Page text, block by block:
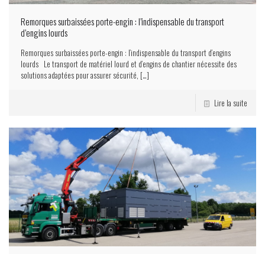
Remorques surbaissées porte-engin : l’indispensable du transport
d’engins lourds
Remorques surbaissées porte-engin : l’indispensable du transport d’engins
lourds Le transport de matériel lourd et d’engins de chantier nécessite des
solutions adaptées pour assurer sécurité, […]
Lire la suite